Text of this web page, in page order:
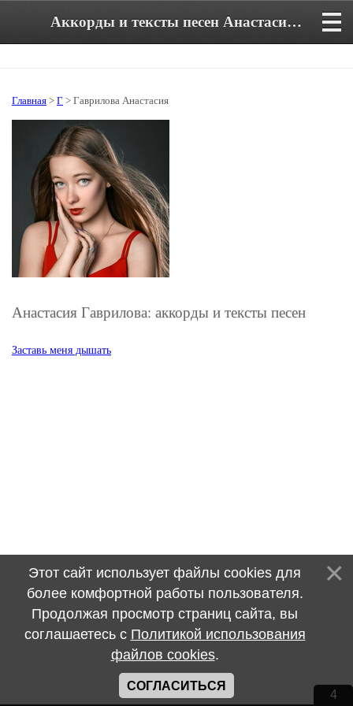
Аккорды и тексты песен Анастасии Гавриловой
Главная > Г > Гаврилова Анастасия
Анастасия Гаврилова: аккорды и тексты песен
Заставь меня дышать
Этот сайт использует файлы cookies для
более комфортной работы пользователя.
Продолжая просмотр страниц сайта, вы
соглашаетесь с Политикой использования
файлов cookies.
СОГЛАСИТЬСЯ
3